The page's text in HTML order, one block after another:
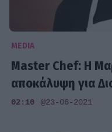
MEDIA
Master Chef: Η
αποκάλυψη για
02:10 @23-06-2021